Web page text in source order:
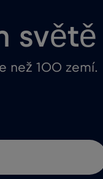
světě
než 100 zemí.